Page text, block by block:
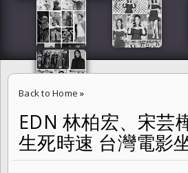
Back to Home »
EDN 林柏宏、宋芸樺、呂雪鳳、李李仁
EDN 林柏宏、宋芸
生死時速 台灣電影